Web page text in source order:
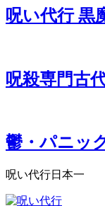
呪い代行 黒
呪殺専門古
鬱・パニッ
呪い代行日本一